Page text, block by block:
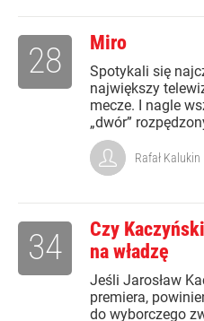
Miro
Spotykali się
największy
mecze. I nagle
„dwór”
28
Rafał Kalukin
Czy
na władzę
Jeśli Jarosław
premiera,
do wyborczego
34